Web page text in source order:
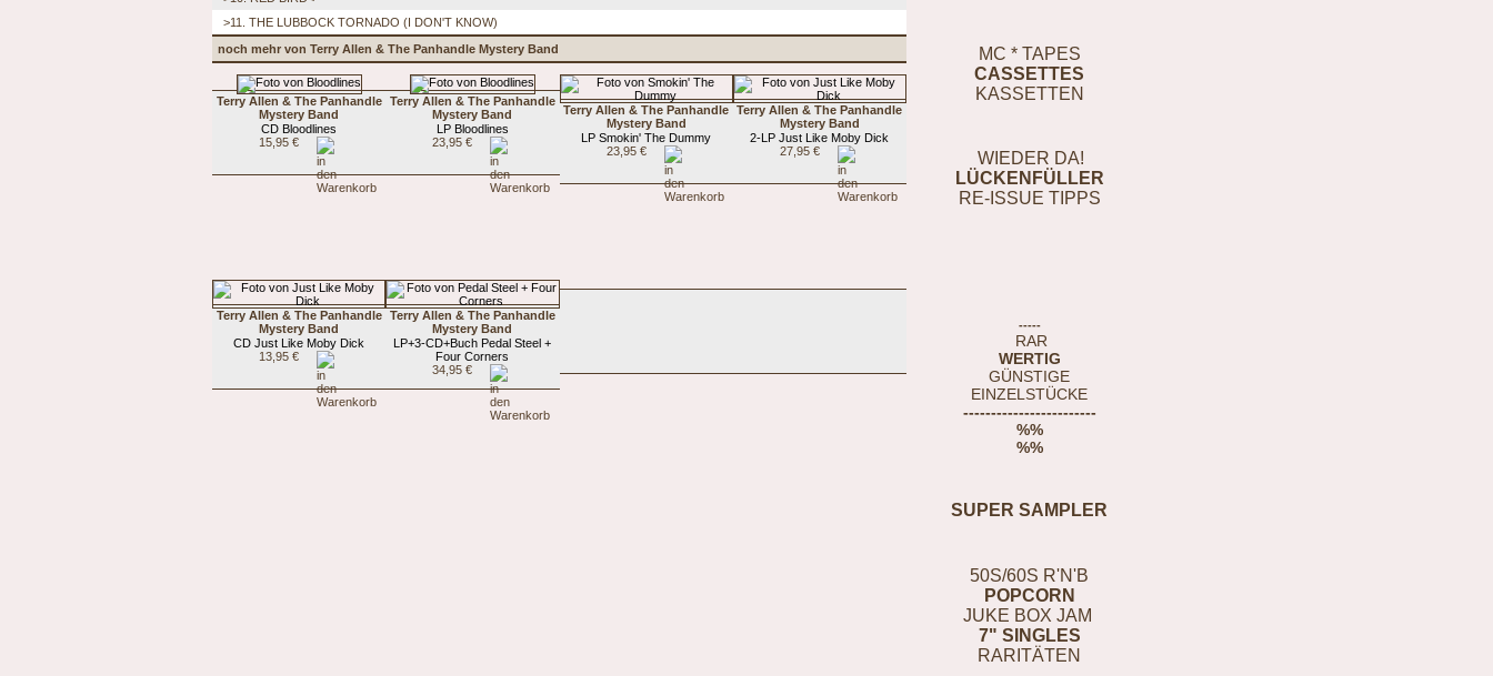
MC * TAPES
CASSETTES
KASSETTEN
WIEDER DA!
LÜCKENFÜLLER
RE-ISSUE TIPPS
-----
RAR
WERTIG
GÜNSTIGE
EINZELSTÜCKE
------------------------
%%
%%
SUPER SAMPLER
50S/60S R'N'B
POPCORN
JUKE BOX JAM
7" SINGLES
RARITÄTEN
>11. THE LUBBOCK TORNADO (I DON'T KNOW)
noch mehr von Terry Allen & The Panhandle Mystery Band
Terry Allen & The Panhandle
Mystery Band
CD Bloodlines
15,95 €
Terry Allen & The Panhandle
Mystery Band
LP Bloodlines
23,95 €
Terry Allen & The Panhandle
Mystery Band
LP Smokin' The Dummy
23,95 €
Terry Allen & The Panhandle
Mystery Band
2-LP Just Like Moby Dick
27,95 €
Terry Allen & The Panhandle
Mystery Band
CD Just Like Moby Dick
13,95 €
Terry Allen & The Panhandle
Mystery Band
LP+3-CD+Buch Pedal Steel +
Four Corners
34,95 €